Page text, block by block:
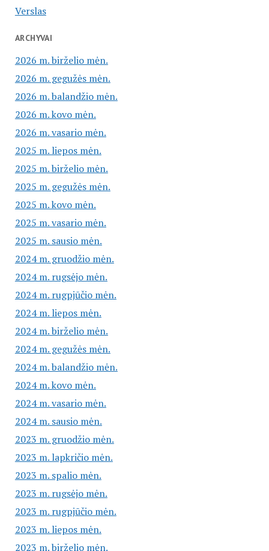
Verslas
ARCHYVAI
2026 m. birželio mėn.
2026 m. gegužės mėn.
2026 m. balandžio mėn.
2026 m. kovo mėn.
2026 m. vasario mėn.
2025 m. liepos mėn.
2025 m. birželio mėn.
2025 m. gegužės mėn.
2025 m. kovo mėn.
2025 m. vasario mėn.
2025 m. sausio mėn.
2024 m. gruodžio mėn.
2024 m. rugsėjo mėn.
2024 m. rugpjūčio mėn.
2024 m. liepos mėn.
2024 m. birželio mėn.
2024 m. gegužės mėn.
2024 m. balandžio mėn.
2024 m. kovo mėn.
2024 m. vasario mėn.
2024 m. sausio mėn.
2023 m. gruodžio mėn.
2023 m. lapkričio mėn.
2023 m. spalio mėn.
2023 m. rugsėjo mėn.
2023 m. rugpjūčio mėn.
2023 m. liepos mėn.
2023 m. birželio mėn.